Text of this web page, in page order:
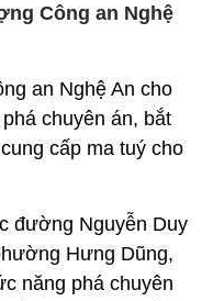
Công an Nghệ
an Nghệ An cho
chuyên án, bắt
cấp ma tuý cho
đường Nguyễn Duy
Hưng Dũng,
năng phá chuyên